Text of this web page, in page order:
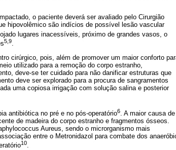
o paciente deverá ser avaliado pelo Cirurgião
hipovolêmico são indícios de possível lesão vascular
lugares inacessíveis, próximo de grandes vasos, o
5,9.
cirúrgico, pois, além de promover um maior conforto
utilizado para a remoção do corpo estranho,
deve-se ter cuidado para não danificar estruturas que
deve ser explorado para a procura de sangramentos
uma copiosa irrigação com solução salina e posterior
antibiótica no pré e no pós-operatório6. A maior causa de
de madeira do corpo estranho e fragmentos ósseos.
Aureus, sendo o microrganismo mais
entre o Metronidazol para combate dos
10.